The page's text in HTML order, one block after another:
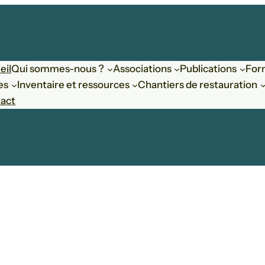
Qui sommes-nous ? Associations Publications
Inventaire et ressources Chantiers de restauration